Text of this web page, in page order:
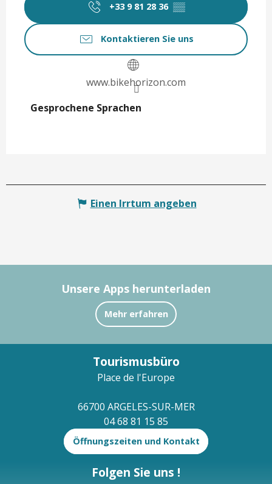
+33 9 81 28 36 ▒▒
Kontaktieren Sie uns
www.bikehorizon.com
Gesprochene Sprachen
Gesprochene Sprachen
Einen Irrtum angeben
Unsere Apps herunterladen
Mehr erfahren
Tourismusbüro
Place de l'Europe
66700 ARGELES-SUR-MER
04 68 81 15 85
Öffnungszeiten und Kontakt
Folgen Sie uns !